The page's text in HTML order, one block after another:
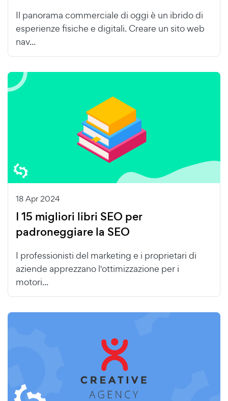
Il panorama commerciale di oggi è un ibrido di
esperienze fisiche e digitali. Creare un sito web
nav...
18 Apr 2024
I 15 migliori libri SEO per
padroneggiare la SEO
I professionisti del marketing e i proprietari di
aziende apprezzano l'ottimizzazione per i
motori...